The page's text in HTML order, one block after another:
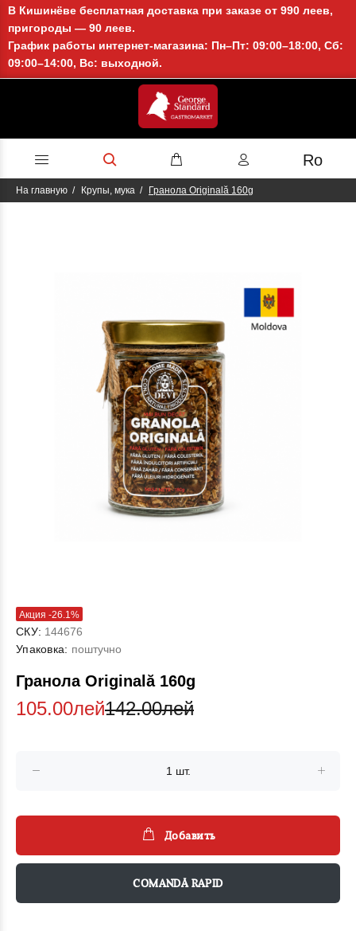
В Кишинёве бесплатная доставка при заказе от 990 леев,
пригороды — 90 леев.
График работы интернет-магазина: Пн–Пт: 09:00–18:00, Сб:
09:00–14:00, Вс: выходной.
Ro
На главную Крупы, мука Гранола Originală 160g
Акция -26.1%
СКУ: 144676
Упаковка: поштучно
Гранола Originală 160g
105.00лей142.00лей
Добавить
COMANDĂ RAPID